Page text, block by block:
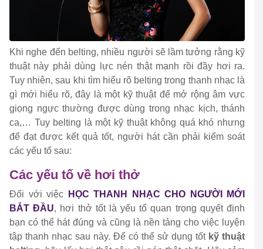
Khi nghe đến belting, nhiều người sẽ lầm tưởng rằng kỹ
thuật này phải dùng lực nén thật mạnh rồi đầy hơi ra.
Tuy nhiên, sau khi tìm hiểu rõ belting trong thanh nhạc là
gì mới hiểu rõ, đây là một kỹ thuật để mở rộng âm vực
giọng ngực thường được dùng trong nhạc kịch, thánh
ca,… Tuy belting là một kỹ thuật không quá khó nhưng
để đạt được kết quả tốt, người hát cần phải kiểm soát
các yếu tố sau:
Các yếu tố về hơi thở
Đối với việc
HỌC THANH NHẠC CHO NGƯỜI MỚI
BẮT ĐẦU, hơi thở tốt là yếu tố quan trọng quyết định
bạn có thể hát đúng và cũng là nền tảng cho việc luyện
tập thanh nhạc sau này. Để có thể sử dụng tốt kỹ thuật